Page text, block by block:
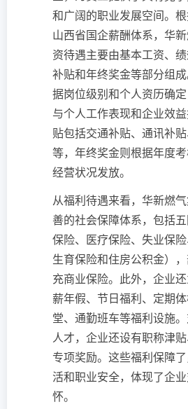
和广阔的职业发展空间。
山西省国企薪酬体系，华
资待遇主要由基本工资、
补贴和年终奖金等部分组
据岗位级别和个人资历确
与个人工作表现和企业效
贴包括交通补贴、通讯补
等，年终奖金则根据年度
经营状况发放。
从福利待遇来看，华新燃
善的社会保障体系，包括
保险、医疗保险、失业保险
生育保险和住房公积金）
充商业保险。此外，企业
薪年假、节日福利、定期
堂、通勤班车等福利设施
人才，企业还设有职称津
专项奖励。这些福利保障
活和职业安全，体现了企
怀。